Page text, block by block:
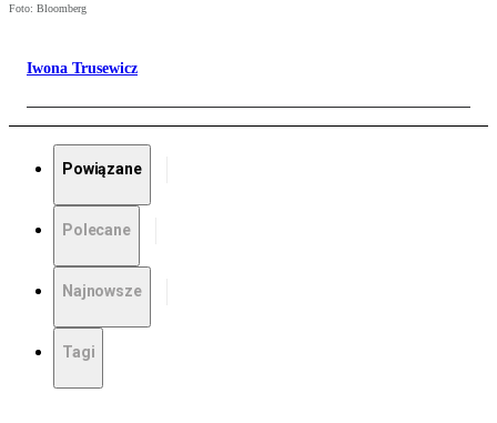
Foto: Bloomberg
Iwona Trusewicz
Powiązane
Polecane
Najnowsze
Tagi